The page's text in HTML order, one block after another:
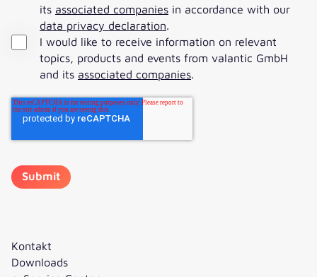
its associated companies in accordance with our
data privacy declaration.
I would like to receive information on relevant
topics, products and events from valantic GmbH
and its associated companies.
Kontakt
Downloads